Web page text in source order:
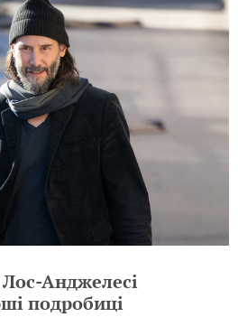
Лос-Анджелесі
подробиці